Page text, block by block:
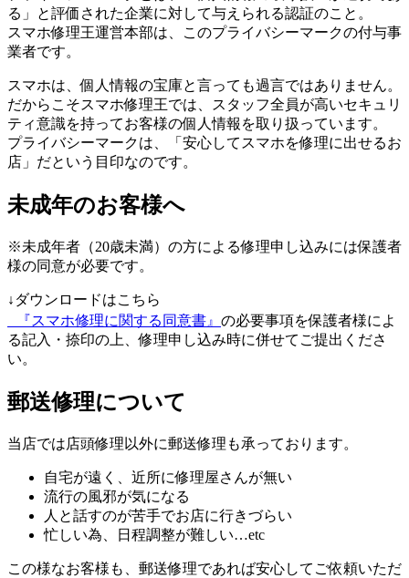
る」と評価された企業に対して与えられる認証のこと。
スマホ修理王運営本部は、このプライバシーマークの付与事
業者です。
スマホは、個人情報の宝庫と言っても過言ではありません。
だからこそスマホ修理王では、スタッフ全員が高いセキュリ
ティ意識を持ってお客様の個人情報を取り扱っています。
プライバシーマークは、「安心してスマホを修理に出せるお
店」だという目印なのです。
未成年のお客様へ
※未成年者（20歳未満）の方による修理申し込みには保護者
様の同意が必要です。
↓ダウンロードはこちら
『スマホ修理に関する同意書』 の必要事項を保護者様によ
る記入・捺印の上、修理申し込み時に併せてご提出くださ
い。
郵送修理について
当店では店頭修理以外に郵送修理も承っております。
自宅が遠く、近所に修理屋さんが無い
流行の風邪が気になる
人と話すのが苦手でお店に行きづらい
忙しい為、日程調整が難しい…etc
この様なお客様も、郵送修理であれば安心してご依頼いただ